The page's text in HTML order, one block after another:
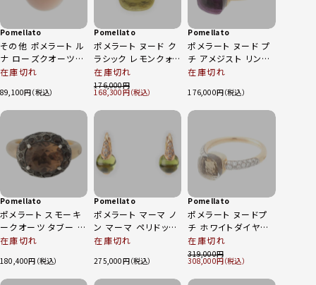
Pomellato
その他 ポメラート ル
ナ ローズクオーツ
ペンダントトップ
ールド 6.7g
在庫切れ
89,100
Pomellato
ポメラート ヌード ク
ラシック レモンクォ
ーツ リング 指輪 ジ
ュエリー 18kt
750YG ゴールド×イ
エロー 8号 7.7g
在庫切れ
176,000
168,300
Pomellato
ポメラート ヌード プ
チ アメジスト リング
指輪 ジュエリー 750
号 5.4g
在庫切れ
176,000
Pomellato
ポメラート スモーキ
ークオーツ タブー リ
ング 指輪 アクセサリ
ク 9.7g
在庫切れ
180,400
Pomellato
ポメラート マーマ ノ
ン マーマ ペリドット
パヴェ ダイヤ ピアス
在庫切れ
275,000
Pomellato
ポメラート ヌードプ
チ ホワイトダイヤモ
ンド ホワイトトパー
ズ リング 指輪 ジュ
エリー 750 ローズゴ
ールド RG WD 57
在庫切れ
319,000
308,000